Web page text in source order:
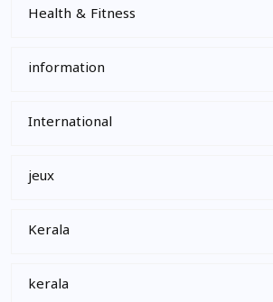
Health & Fitness
information
International
jeux
Kerala
kerala